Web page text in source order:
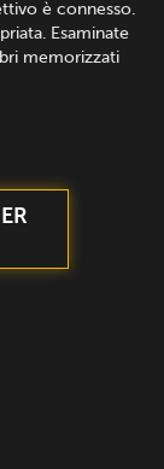
è connesso.
Esaminate
memorizzati